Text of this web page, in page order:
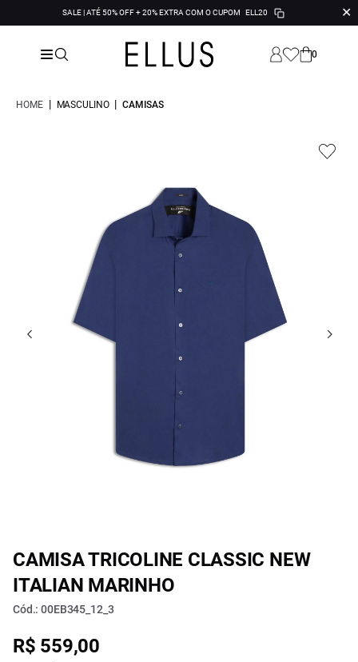
SALE | ATÉ 50% OFF + 20% EXTRA COM O CUPOM ELL20 ✕
0
HOME | MASCULINO | CAMISAS
CAMISA TRICOLINE CLASSIC NEW
ITALIAN MARINHO
Cód.: 00EB345_12_3
R$ 559,00